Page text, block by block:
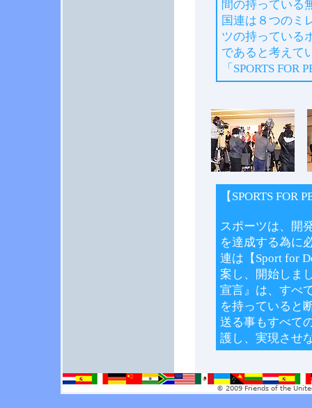
間の持っている
国連は８つのミ
ツの持っている
であると考えて
「SPORTS
【SPORTS FOR
スポーツは、開
を達成する為に
連は【Sport for
案し、開始しま
宣言』は、すべ
を持っていると
送る事もすべて
護し、実現させ
© 2009 Friends of the